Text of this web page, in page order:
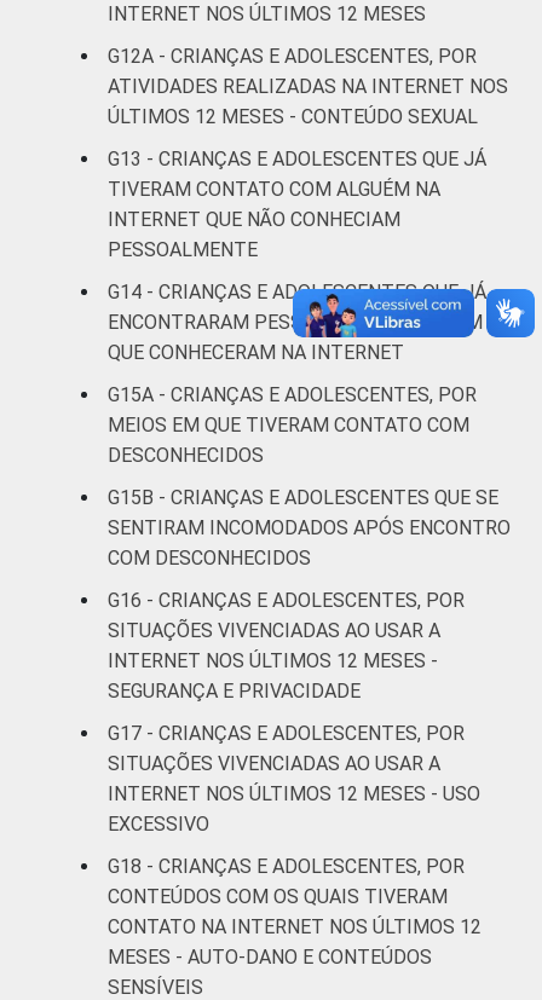
Não
respondeu
CLASSE
AB 19
DOMICÍLIO
COM ACESSO
À INTERNET
Sim
Não 10
Fonte: CGI.br/NIC.br, Centro Regional de
Sociedade da Informação (Cetic.br),
Pesquisa sobre o uso da Internet por
crianças e adolescentes no Brasil - TIC Kids
Online Brasil 2019. ¹Dados coletados por
meio de questionários de
autopreenchimento.
INTERNET NOS ÚLTIMOS 12 MESES
G12A - CRIANÇAS E ADOLESCENTES, POR
ATIVIDADES REALIZADAS NA INTERNET NOS
ÚLTIMOS 12 MESES - CONTEÚDO SEXUAL
G13 - CRIANÇAS E ADOLESCENTES QUE JÁ
TIVERAM CONTATO COM ALGUÉM NA
INTERNET QUE NÃO CONHECIAM
PESSOALMENTE
G14 - CRIANÇAS E ADOLESCENTES QUE JÁ
ENCONTRARAM PESSOALMENTE ALGUÉM
QUE CONHECERAM NA INTERNET
G15A - CRIANÇAS E ADOLESCENTES, POR
MEIOS EM QUE TIVERAM CONTATO COM
DESCONHECIDOS
G15B - CRIANÇAS E ADOLESCENTES QUE SE
SENTIRAM INCOMODADOS APÓS ENCONTRO
COM DESCONHECIDOS
G16 - CRIANÇAS E ADOLESCENTES, POR
SITUAÇÕES VIVENCIADAS AO USAR A
INTERNET NOS ÚLTIMOS 12 MESES -
SEGURANÇA E PRIVACIDADE
G17 - CRIANÇAS E ADOLESCENTES, POR
SITUAÇÕES VIVENCIADAS AO USAR A
INTERNET NOS ÚLTIMOS 12 MESES - USO
EXCESSIVO
G18 - CRIANÇAS E ADOLESCENTES, POR
CONTEÚDOS COM OS QUAIS TIVERAM
CONTATO NA INTERNET NOS ÚLTIMOS 12
MESES - AUTO-DANO E CONTEÚDOS
SENSÍVEIS